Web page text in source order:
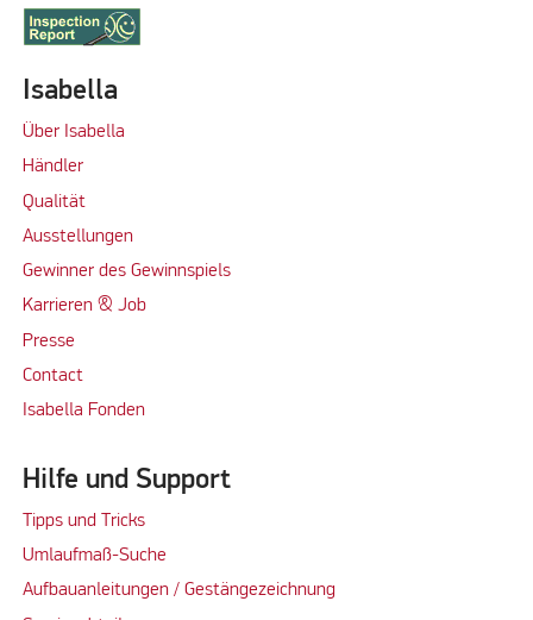
Isabella
Über Isabella
Händler
Qualität
Ausstellungen
Gewinner des Gewinnspiels
Karrieren & Job
Presse
Contact
Isabella Fonden
Hilfe und Support
Tipps und Tricks
Umlaufmaß-Suche
Aufbauanleitungen / Gestängezeichnung